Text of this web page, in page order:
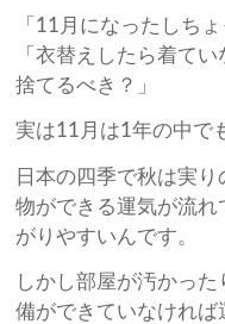
「11月になったしち
「衣替えしたら着て
捨てるべき？」
実は11月は1年の中で
日本の四季で秋は実
物ができる運気が流
がりやすいんです。
しかし部屋が汚かっ
備ができていなければ